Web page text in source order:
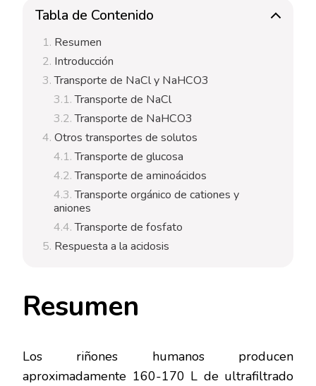
Tabla de Contenido
Resumen
Introducción
Transporte de NaCl y NaHCO3
Transporte de NaCl
Transporte de NaHCO3
Otros transportes de solutos
Transporte de glucosa
Transporte de aminoácidos
Transporte orgánico de cationes y
aniones
Transporte de fosfato
Respuesta a la acidosis
Resumen
Los riñones humanos producen
aproximadamente 160-170 L de ultrafiltrado